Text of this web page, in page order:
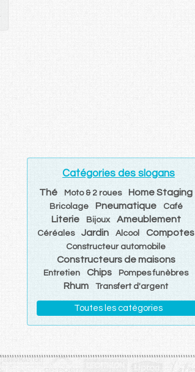
Catégories des slogans
Thé Moto & 2 roues Home Staging
Bricolage Pneumatique Café
Literie Bijoux Ameublement
Céréales Jardin Alcool Compotes
Constructeur automobile
Constructeurs de maisons
Entretien Chips Pompes funèbres
Rhum Transfert d'argent
Toutes les catégories